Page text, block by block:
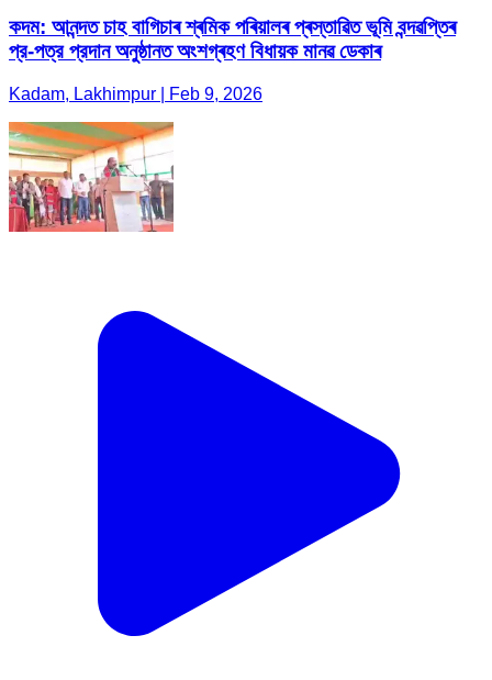
কদম: আনন্দত চাহ বাগিচাৰ শ্ৰমিক পৰিয়ালৰ প্ৰস্তাৱিত ভূমি বন্দৱপ্তিৰ
প্র-পত্র প্রদান অনুষ্ঠানত অংশগ্ৰহণ বিধায়ক মানৱ ডেকাৰ
Kadam, Lakhimpur | Feb 9, 2026